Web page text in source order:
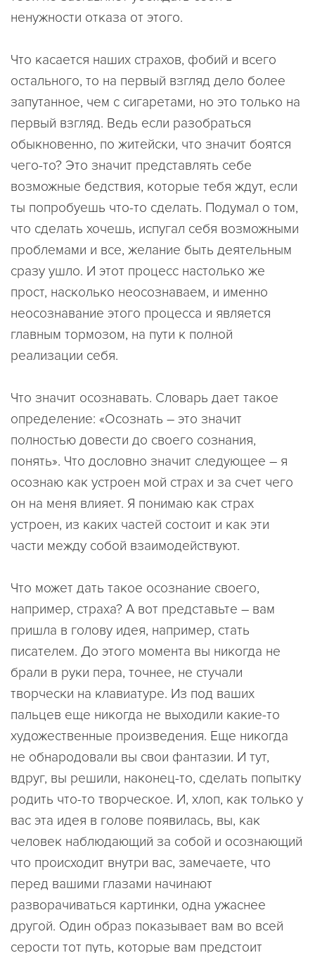
ненужности отказа от этого.
Что касается наших страхов, фобий и всего
остального, то на первый взгляд дело более
запутанное, чем с сигаретами, но это только на
первый взгляд. Ведь если разобраться
обыкновенно, по житейски, что значит боятся
чего-то? Это значит представлять себе
возможные бедствия, которые тебя ждут, если
ты попробуешь что-то сделать. Подумал о том,
что сделать хочешь, испугал себя возможными
проблемами и все, желание быть деятельным
сразу ушло. И этот процесс настолько же
прост, насколько неосознаваем, и именно
неосознавание этого процесса и является
главным тормозом, на пути к полной
реализации себя.
Что значит осознавать. Словарь дает такое
определение: «Осознать – это значит
полностью довести до своего сознания,
понять». Что дословно значит следующее – я
осознаю как устроен мой страх и за счет чего
он на меня влияет. Я понимаю как страх
устроен, из каких частей состоит и как эти
части между собой взаимодействуют.
Что может дать такое осознание своего,
например, страха? А вот представьте – вам
пришла в голову идея, например, стать
писателем. До этого момента вы никогда не
брали в руки пера, точнее, не стучали
творчески на клавиатуре. Из под ваших
пальцев еще никогда не выходили какие-то
художественные произведения. Еще никогда
не обнародовали вы свои фантазии. И тут,
вдруг, вы решили, наконец-то, сделать попытку
родить что-то творческое. И, хлоп, как только у
вас эта идея в голове появилась, вы, как
человек наблюдающий за собой и осознающий
что происходит внутри вас, замечаете, что
перед вашими глазами начинают
разворачиваться картинки, одна ужаснее
другой. Один образ показывает вам во всей
серости тот путь, которые вам предстоит